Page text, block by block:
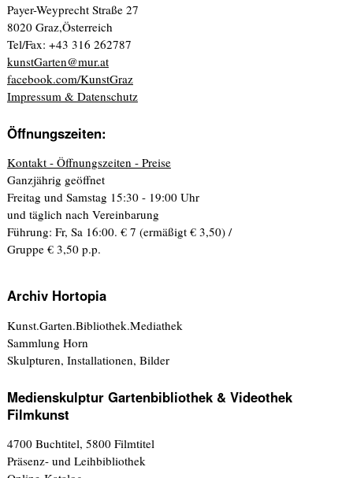
Payer-Weyprecht Straße 27
8020 Graz,Österreich
Tel/Fax: +43 316 262787
kunstGarten@mur.at
facebook.com/KunstGraz
Impressum & Datenschutz
Öffnungszeiten:
Kontakt - Öffnungszeiten - Preise
Ganzjährig geöffnet
Freitag und Samstag 15:30 - 19:00 Uhr
und täglich nach Vereinbarung
Führung: Fr, Sa 16:00. € 7 (ermäßigt € 3,50) /
Gruppe € 3,50 p.p.
Archiv Hortopia
Kunst.Garten.Bibliothek.Mediathek
Sammlung Horn
Skulpturen, Installationen, Bilder
Medienskulptur Gartenbibliothek & Videothek
Filmkunst
4700 Buchtitel, 5800 Filmtitel
Präsenz- und Leihbibliothek